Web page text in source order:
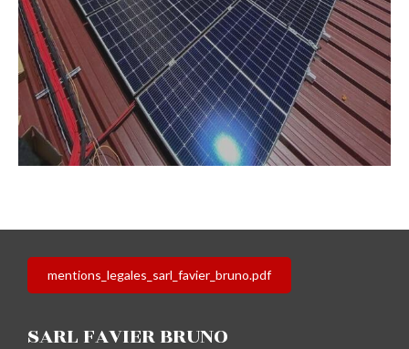
mentions_legales_sarl_favier_bruno.pdf
SARL FAVIER BRUNO